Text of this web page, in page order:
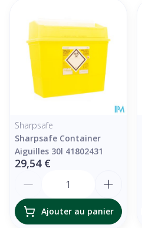
Sharpsafe
Sharpsafe Container
Aiguilles 30l 41802431
29,54 €
Ajouter au panier